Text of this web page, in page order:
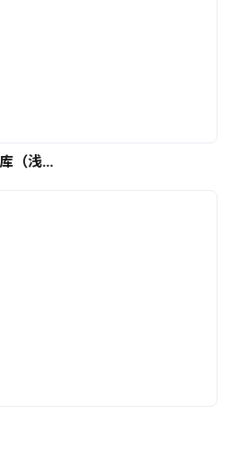
微信小程序WeUI 组件库（浅色）| 免费UI设计素材